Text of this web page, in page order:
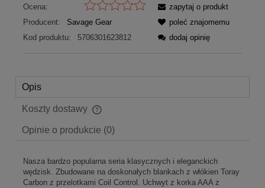
Ocena:
Producent:
Savage Gear
Kod produktu:
5706301623812
zapytaj o produkt
poleć znajomemu
dodaj opinię
Opis
Koszty dostawy
Cena nie zawiera ewentualnych kosztów płatności
Opinie o produkcie (0)
Nasza bardzo popularna seria klasycznych i eleganckich
wędzisk. Zbudowane na doskonałych blankach z włókien Toray
Carbon z przelotkami Coil Control. Uchwyt z korka AAA z